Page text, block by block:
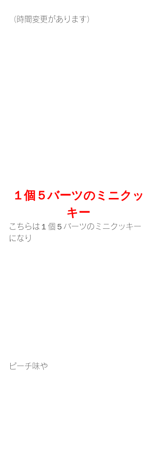
（時間変更があります）
１個５バーツのミニクッ
キー
こちらは１個５バーツのミニクッキー
になり
ピーチ味や